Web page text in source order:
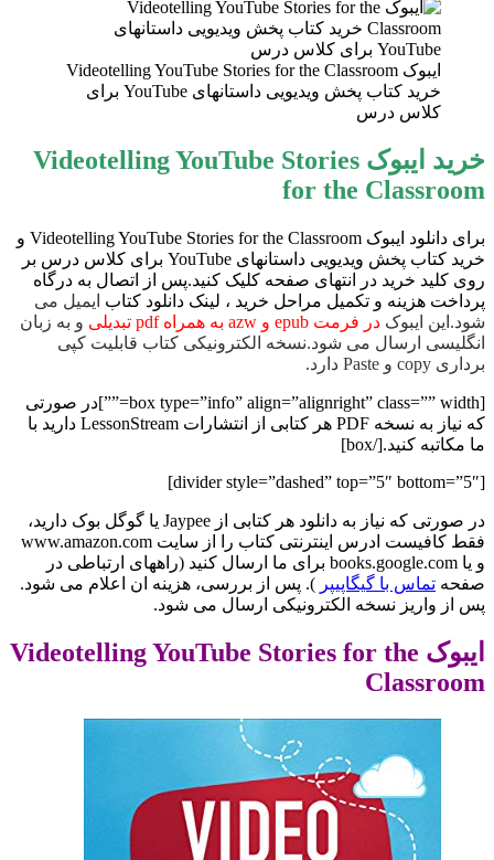
ایبوک Videotelling YouTube Stories for the Classroom
خرید کتاب پخش ویدیویی داستانهای YouTube برای
کلاس درس
خرید ایبوک Videotelling YouTube Stories
for the Classroom
برای دانلود ایبوک Videotelling YouTube Stories for the Classroom و
خرید کتاب پخش ویدیویی داستانهای YouTube برای کلاس درس بر
روی کلید خرید در انتهای صفحه کلیک کنید.پس از اتصال به درگاه
پرداخت هزینه و تکمیل مراحل خرید ، لینک دانلود کتاب ایمیل می
شود.این ایبوک در فرمت epub و azw به همراه pdf تبدیلی
و به زبان
انگلیسی ارسال می شود.نسخه الکترونیکی کتاب قابلیت کپی
برداری copy و Paste دارد.
[box type=”info” align=”alignright” class=”” width=””]در صورتی
که نیاز به نسخه PDF هر کتابی از انتشارات LessonStream دارید با
ما مکاتبه کنید.[/box]
[divider style=”dashed” top=”5″ bottom=”5″]
در صورتی که نیاز به دانلود هر کتابی از Jaypee یا گوگل بوک دارید،
فقط کافیست ادرس اینترنتی کتاب را از سایت www.amazon.com
و یا books.google.com برای ما ارسال کنید (راههای ارتباطی در
صفحه تماس با گیگاپیپر ). پس از بررسی، هزینه ان اعلام می شود.
پس از واریز نسخه الکترونیکی ارسال می شود.
ایبوک Videotelling YouTube Stories for the
Classroom